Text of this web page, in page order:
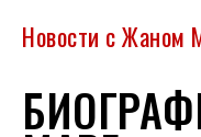
Новости с Жаном